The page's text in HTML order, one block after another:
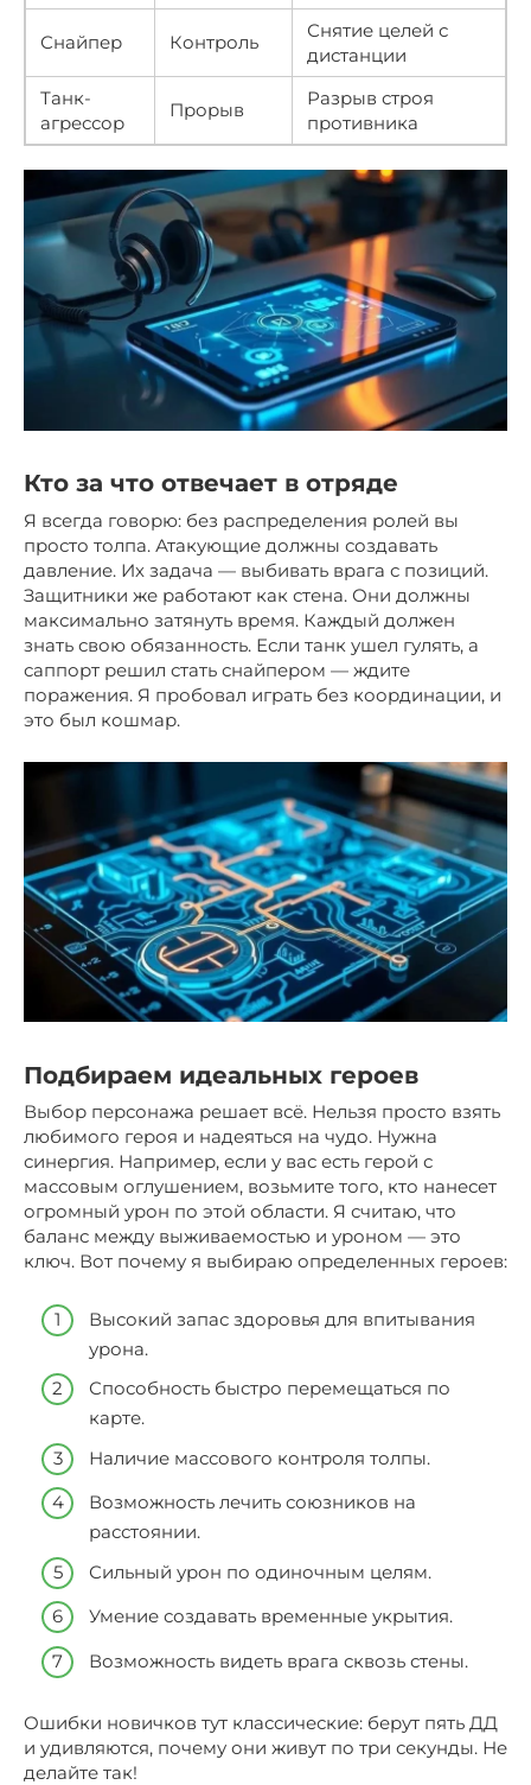
Снайпер Контроль
Снятие целей с
дистанции
Танк-
агрессор
Прорыв
Разрыв строя
противника
Кто за что отвечает в отряде
Я всегда говорю: без распределения ролей вы
просто толпа. Атакующие должны создавать
давление. Их задача — выбивать врага с позиций.
Защитники же работают как стена. Они должны
максимально затянуть время. Каждый должен
знать свою обязанность. Если танк ушел гулять, а
саппорт решил стать снайпером — ждите
поражения. Я пробовал играть без координации, и
это был кошмар.
Подбираем идеальных героев
Выбор персонажа решает всё. Нельзя просто взять
любимого героя и надеяться на чудо. Нужна
синергия. Например, если у вас есть герой с
массовым оглушением, возьмите того, кто нанесет
огромный урон по этой области. Я считаю, что
баланс между выживаемостью и уроном — это
ключ. Вот почему я выбираю определенных героев:
Высокий запас здоровья для впитывания
урона.
Способность быстро перемещаться по
карте.
Наличие массового контроля толпы.
Возможность лечить союзников на
расстоянии.
Сильный урон по одиночным целям.
Умение создавать временные укрытия.
Возможность видеть врага сквозь стены.
Ошибки новичков тут классические: берут пять ДД
и удивляются, почему они живут по три секунды. Не
делайте так!